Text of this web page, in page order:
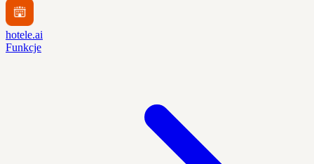
hotele.ai
Funkcje